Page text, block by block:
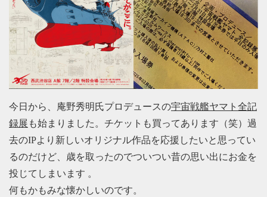
今日から、庵野秀明氏プロデュースの宇宙戦艦ヤマト全記
録展 も始まりました。チケットも買ってあります（笑）過
去のIPより新しいオリジナル作品を応援したいと思ってい
るのだけど、歳を取ったのでついつい昔の思い出にお金を
投じてしまいます 。
何もかもみな懐かしいのです。